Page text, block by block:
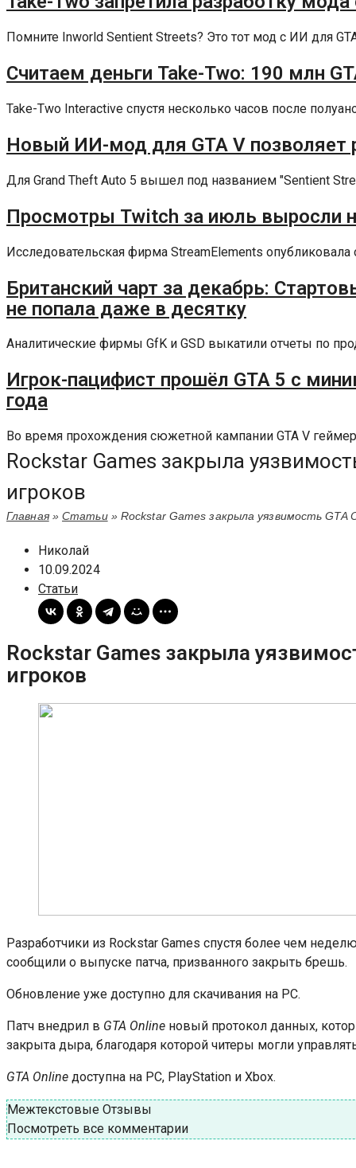
Помните Inworld Sentient Streets? Это тот мод с ИИ для
Считаем деньги Take-Two: 190 млн
Take-Two Interactive спустя несколько часов после
Новый ИИ-мод для GTA V позволяет
Для Grand Theft Auto 5 вышел под названием "Sentient
Просмотры Twitch за июль выросли
Исследовательская фирма StreamElements
Британский чарт за декабрь:
не попала даже в десятку
Аналитические фирмы GfK и GSD выкатили отчеты по
Игрок-пацифист прошёл GTA 5 с
года
Во время прохождения сюжетной кампании GTA V
Rockstar Games закрыла
игроков
Главная»Статьи» Rockstar Games закрыла уязвимость
Николай
10.09.2024
Статьи
Rockstar Games закрыла
игроков
Разработчики из Rockstar Games спустя более чем
сообщили о выпуске патча, призванного закрыть брешь.
Обновление уже доступно для скачивания на PC.
Патч внедрил в GTA Online новый протокол данных,
закрыта дыра, благодаря которой читеры могли
GTA Online доступна на PC, PlayStation и Xbox.
Межтекстовые Отзывы
Посмотреть все комментарии